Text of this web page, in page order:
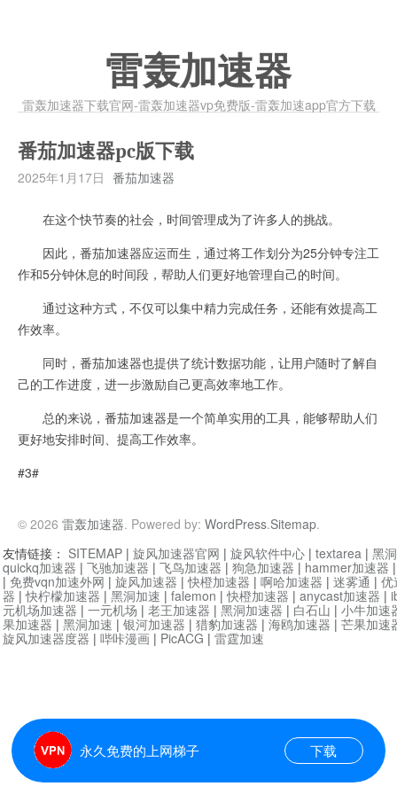
雷轰加速器
雷轰加速器下载官网-雷轰加速器vp免费版-雷轰加速app官方下载
番茄加速器pc版下载
2025年1月17日 番茄加速器
在这个快节奏的社会，时间管理成为了许多人的挑战。
因此，番茄加速器应运而生，通过将工作划分为25分钟专注工
作和5分钟休息的时间段，帮助人们更好地管理自己的时间。
通过这种方式，不仅可以集中精力完成任务，还能有效提高工
作效率。
同时，番茄加速器也提供了统计数据功能，让用户随时了解自
己的工作进度，进一步激励自己更高效率地工作。
总的来说，番茄加速器是一个简单实用的工具，能够帮助人们
更好地安排时间、提高工作效率。
#3#
© 2026 雷轰加速器. Powered by: WordPress.Sitemap.
永久免费的上网梯子 下载
友情链接： SITEMAP | 旋风加速器官网 | 旋风软件中心 | textarea | 黑
quickq加速器 | 飞驰加速器 | 飞鸟加速器 | 狗急加速器 | hammer加速器
| 免费vqn加速外网 | 旋风加速器 |快橙加速器 | 啊哈加速器 | 迷雾通 | 优
器 |快柠檬加速器 | 黑洞加速 | falemon |快橙加速器 | anycast加速器 |
元机场加速器 | 一元机场 | 老王加速器 | 黑洞加速器 | 白石山 | 小牛加速
果加速器 | 黑洞加速 | 银河加速器 | 猎豹加速器 | 海鸥加速器 | 芒果加速
旋风加速器度器 | 哔咔漫画 | PicACG | 雷霆加速